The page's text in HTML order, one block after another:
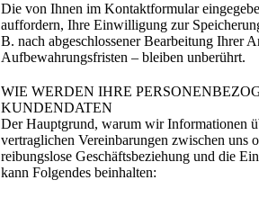
Die von Ihnen im Kontaktformular
auffordern, Ihre Einwilligung zur
B. nach abgeschlossener Bearbeitung Ihrer
Aufbewahrungsfristen – bleiben unberührt.
WIE WERDEN IHRE
KUNDENDATEN
Der Hauptgrund, warum wir Informationen
vertraglichen Vereinbarungen zwischen uns
reibungslose Geschäftsbeziehung und die
kann Folgendes beinhalten: